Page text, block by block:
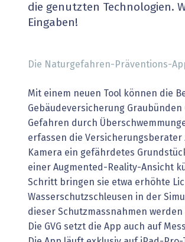
die genutzten Technologien.
Eingaben!
Die Naturgefahren-Präventions-
Mit einem neuen Tool können die
Gebäudeversicherung Graubünden
Gefahren durch
erfassen die
Kamera ein gefährdetes
einer Augmented-Reality-Ansicht
Schritt bringen sie etwa erhöhte
Wasserschutzschleusen in der
dieser Schutzmassnahmen
Die GVG setzt die App auch auf